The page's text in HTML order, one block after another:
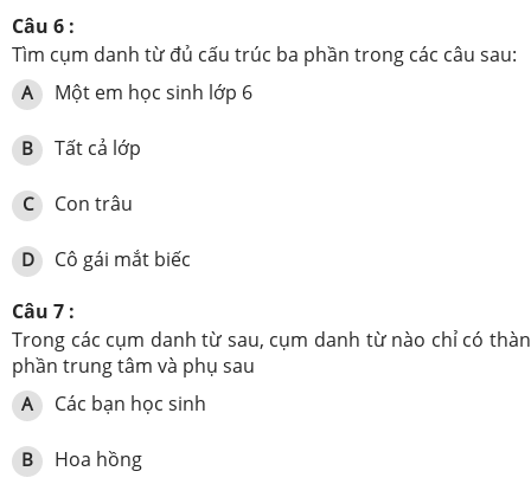
Câu 6 :
Tìm cụm danh từ đủ cấu trúc ba phần trong các câu sau:
A Một em học sinh lớp 6
B Tất cả lớp
C Con trâu
D
Cô gái mắt biếc
Câu 7 :
Trong các cụm danh từ sau, cụm danh từ nào chỉ có
phần trung tâm và phụ sau
A Các bạn học sinh
B Hoa hồng